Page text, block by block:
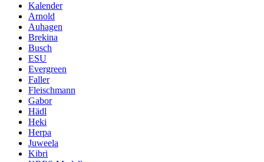
Kalender
Arnold
Auhagen
Brekina
Busch
ESU
Evergreen
Faller
Fleischmann
Gabor
Hädl
Heki
Herpa
Juweela
Kibri